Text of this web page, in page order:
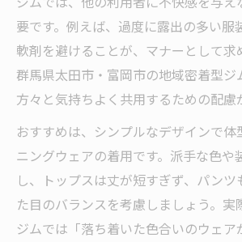
要です。例えば、過度に露出の多い服
軟剤を避けることが、マナーとして求
群馬県太田市・富岡市の地域密着型ジ
方々と気持ちよく共用するための配慮
おすすめは、シンプルなデザインで体
ニングウェアの着用です。派手な色や
し、トップスは丈が短すぎず、パン
た目のバランスを考慮しましょう。実
ジムでは「落ち着いた色合いのウェア